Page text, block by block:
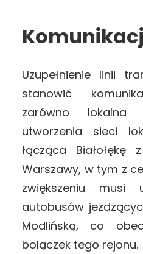
Uzupełnienie linii
stanowić
zarówno
utworzenia sieci
łącząca Białołękę
Warszawy, w tym z
zwiększeniu musi
autobusów
Modlińską, co
bolączek tego rejonu.